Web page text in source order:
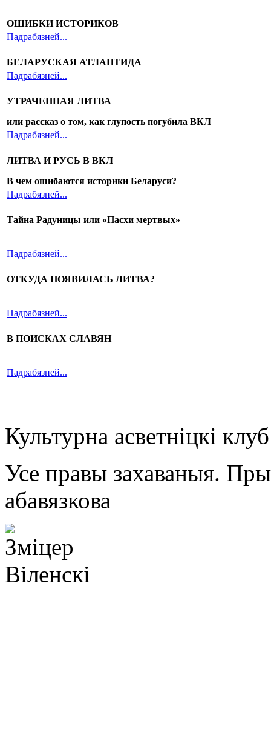
ОШИБКИ ИСТОРИКОВ
Падрабязней...
БЕЛАРУСКАЯ АТЛАНТИДА
Падрабязней...
УТРАЧЕННАЯ ЛИТВА
или рассказ о том, как глупость погубила ВКЛ
Падрабязней...
ЛИТВА И РУСЬ В ВКЛ
В чем ошибаются историки Беларуси?
Падрабязней...
Тайна Радуницы или «Пасхи мертвых»
Падрабязней...
ОТКУДА ПОЯВИЛАСЬ ЛИТВА?
Падрабязней...
В ПОИСКАХ СЛАВЯН
Падрабязней...
Культурна асветнiцкi
Усе правы захаваныя.
абавязкова